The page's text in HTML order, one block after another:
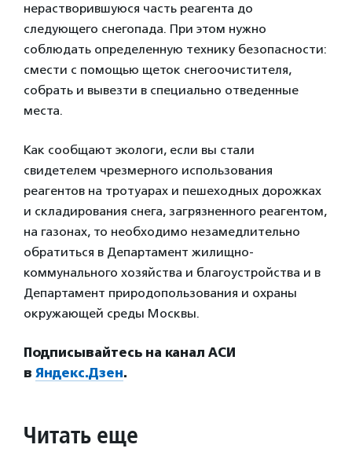
нерастворившуюся часть реагента до
следующего снегопада. При этом нужно
соблюдать определенную технику безопасности:
смести с помощью щеток снегоочистителя,
собрать и вывезти в специально отведенные
места.
Как сообщают экологи, если вы стали
свидетелем чрезмерного использования
реагентов на тротуарах и пешеходных дорожках
и складирования снега, загрязненного реагентом,
на газонах, то необходимо незамедлительно
обратиться в Департамент жилищно-
коммунального хозяйства и благоустройства и в
Департамент природопользования и охраны
окружающей среды Москвы.
Подписывайтесь на канал АСИ
в Яндекс.Дзен.
Читать еще